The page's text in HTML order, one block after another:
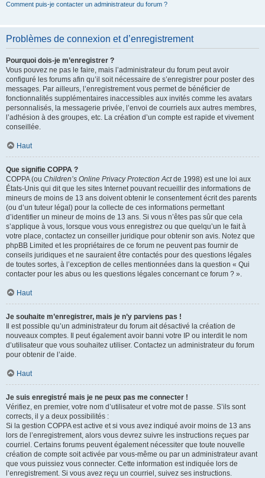
Comment puis-je contacter un administrateur du forum ?
Problèmes de connexion et d’enregistrement
Pourquoi dois-je m’enregistrer ?
Vous pouvez ne pas le faire, mais l’administrateur du forum peut avoir
configuré les forums afin qu’il soit nécessaire de s’enregistrer pour poster des
messages. Par ailleurs, l’enregistrement vous permet de bénéficier de
fonctionnalités supplémentaires inaccessibles aux invités comme les avatars
personnalisés, la messagerie privée, l’envoi de courriels aux autres membres,
l’adhésion à des groupes, etc. La création d’un compte est rapide et vivement
conseillée.
Haut
Que signifie COPPA ?
COPPA (ou Children’s Online Privacy Protection Actde 1998) est une loi aux
États-Unis qui dit que les sites Internet pouvant recueillir des informations de
mineurs de moins de 13 ans doivent obtenir le consentement écrit des parents
(ou d’un tuteur légal) pour la collecte de ces informations permettant
d’identifier un mineur de moins de 13 ans. Si vous n’êtes pas sûr que cela
s’applique à vous, lorsque vous vous enregistrez ou que quelqu’un le fait à
votre place, contactez un conseiller juridique pour obtenir son avis. Notez que
phpBB Limited et les propriétaires de ce forum ne peuvent pas fournir de
conseils juridiques et ne sauraient être contactés pour des questions légales
de toutes sortes, à l’exception de celles mentionnées dans la question « Qui
contacter pour les abus ou les questions légales concernant ce forum ? ».
Haut
Je souhaite m’enregistrer, mais je n’y parviens pas !
Il est possible qu’un administrateur du forum ait désactivé la création de
nouveaux comptes. Il peut également avoir banni votre IP ou interdit le nom
d’utilisateur que vous souhaitez utiliser. Contactez un administrateur du forum
pour obtenir de l’aide.
Haut
Je suis enregistré mais je ne peux pas me connecter !
Vérifiez, en premier, votre nom d’utilisateur et votre mot de passe. S’ils sont
corrects, il y a deux possibilités :
Si la gestion COPPA est active et si vous avez indiqué avoir moins de 13 ans
lors de l’enregistrement, alors vous devrez suivre les instructions reçues par
courriel. Certains forums peuvent également nécessiter que toute nouvelle
création de compte soit activée par vous-même ou par un administrateur avant
que vous puissiez vous connecter. Cette information est indiquée lors de
l’enregistrement. Si vous avez reçu un courriel, suivez ses instructions.